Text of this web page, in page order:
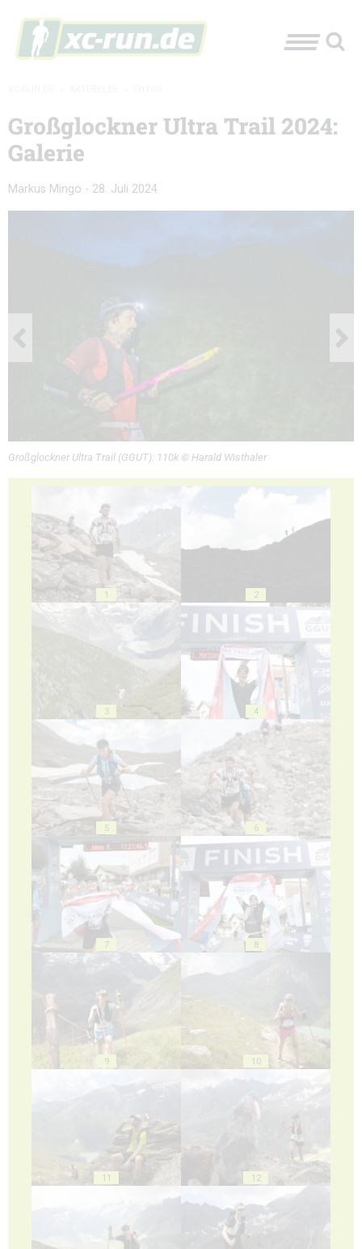
Großglockner Ultra Trail 2024:
Galerie
Markus Mingo - 28. Juli 2024
Großglockner Ultra Trail (GGUT): 110k © Harald Wisthaler
1 2
3 4
5 6
7 8
9 10
11 12